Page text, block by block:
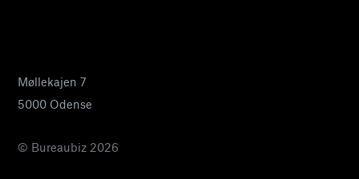
Møllekajen 7
5000 Odense
© Bureaubiz 2026